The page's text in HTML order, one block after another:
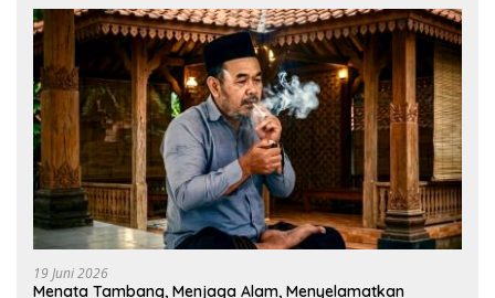
19 Juni 2026
Menata Tambang, Menjaga Alam, Menyelamatkan